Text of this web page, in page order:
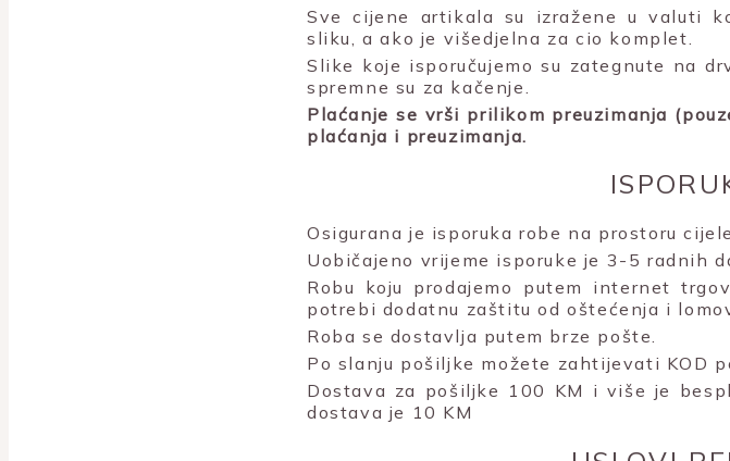
Sve cijene artikala su izražene u valuti
sliku, a ako je višedjelna za cio komplet.
Slike koje isporučujemo su zategnute na
spremne su za kačenje.
Plaćanje se vrši prilikom preuzimanja
plaćanja i preuzimanja.
Osigurana je isporuka robe na prostoru
Uobičajeno vrijeme isporuke je 3-5 radnih
Robu koju prodajemo putem internet
potrebi dodatnu zaštitu od oštećenja i
Roba se dostavlja putem brze pošte.
Po slanju pošiljke možete zahtijevati KOD
Dostava za pošiljke 100 KM i više je
dostava je 10 KM